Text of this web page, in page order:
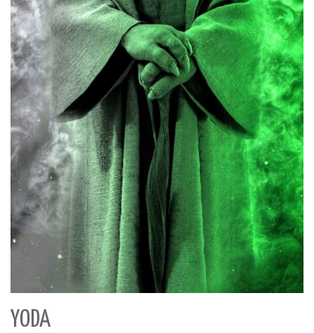
YODA